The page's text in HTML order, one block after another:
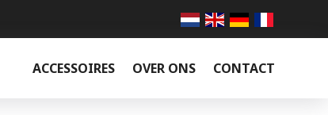
ACCESSOIRES OVER ONS CONTACT